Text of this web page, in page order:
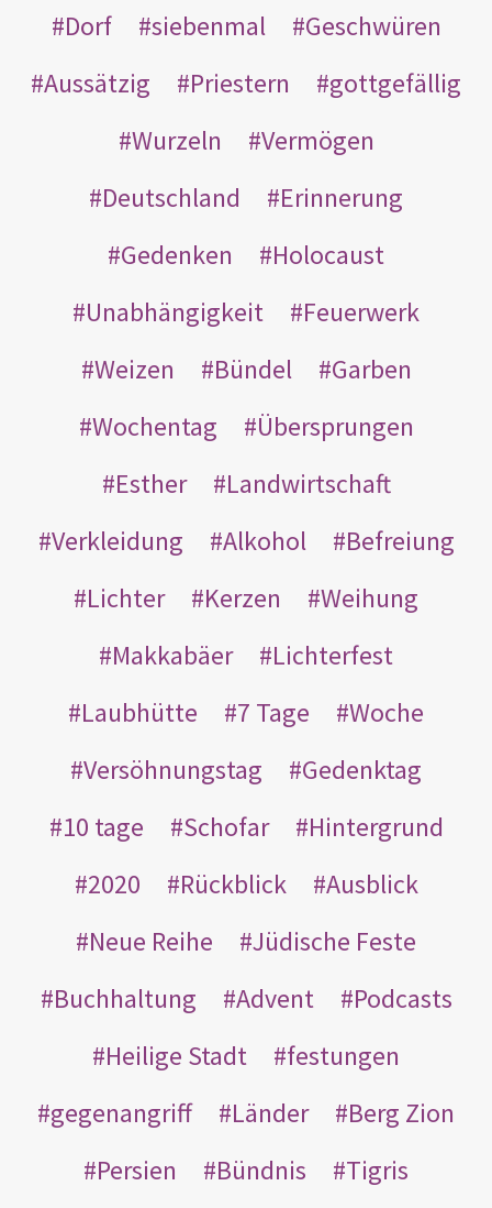
Dorf
siebenmal
Geschwüren
Aussätzig
Priestern
gottgefällig
Wurzeln
Vermögen
Deutschland
Erinnerung
Gedenken
Holocaust
Unabhängigkeit
Feuerwerk
Weizen
Bündel
Garben
Wochentag
Übersprungen
Esther
Landwirtschaft
Verkleidung
Alkohol
Befreiung
Lichter
Kerzen
Weihung
Makkabäer
Lichterfest
Laubhütte
7 Tage
Woche
Versöhnungstag
Gedenktag
10 tage
Schofar
Hintergrund
2020
Rückblick
Ausblick
Neue Reihe
Jüdische Feste
Buchhaltung
Advent
Podcasts
Heilige Stadt
festungen
gegenangriff
Länder
Berg Zion
Persien
Bündnis
Tigris